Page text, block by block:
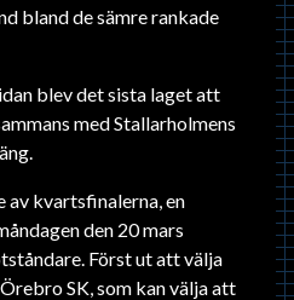
bland de sämre rankade
blev det sista laget att
med Stallarholmens
av kvartsfinalerna, en
den 20 mars
Först ut att välja
SK, som kan välja att